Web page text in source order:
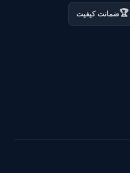
🏆ضمانت کیفیت